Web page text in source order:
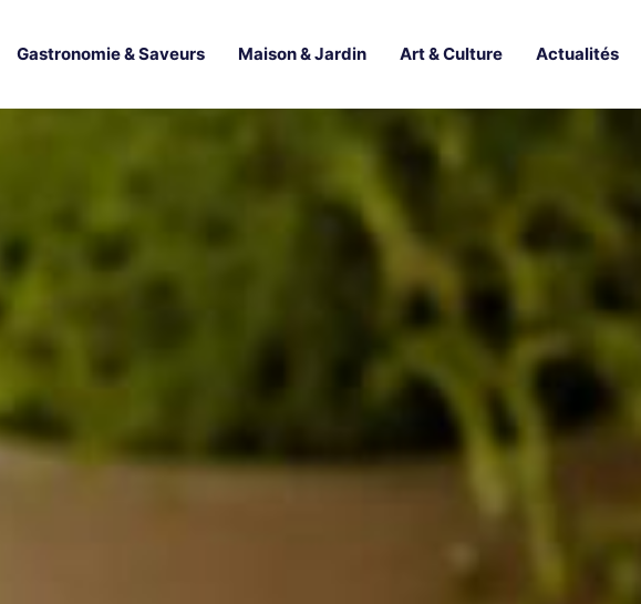
Gastronomie & Saveurs Maison & Jardin Art & Culture Actualités